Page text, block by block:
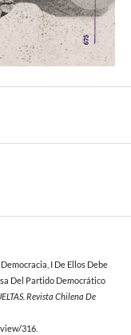
I De Ellos Debe
Del Partido Democrático
Revista Chilena De
316.